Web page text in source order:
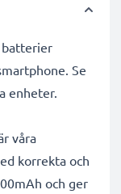
batterier
Se
enheter.
våra
korrekta och
och ger